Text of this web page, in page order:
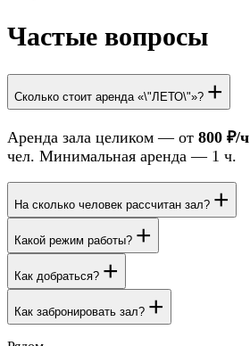
Частые вопросы
Сколько стоит аренда «\"ЛЕТО\"»? +
Аренда зала целиком — от 800 ₽/ч
чел. Минимальная аренда — 1 ч.
На сколько человек рассчитан зал? +
Какой режим работы? +
Как добраться? +
Как забронировать зал? +